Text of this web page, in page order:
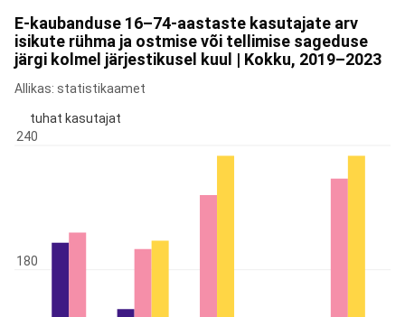
E-kaubanduse 16–74-aastaste kasutajate arv
isikute rühma ja ostmise või tellimise sageduse
järgi kolmel järjestikusel kuul | Kokku, 2019–2023
Allikas: statistikaamet
180
240
tuhat kasutajat